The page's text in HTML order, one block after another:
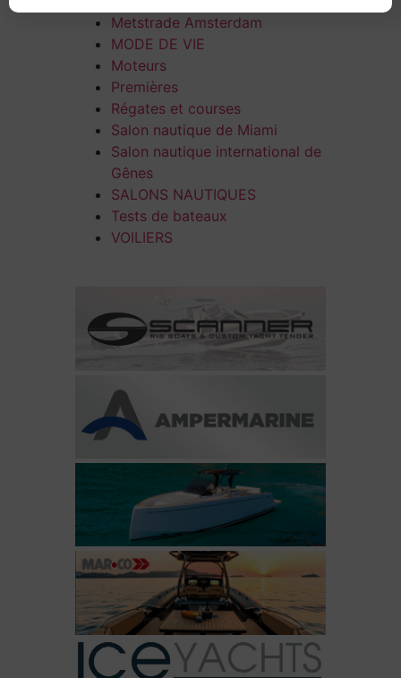
Metstrade Amsterdam
MODE DE VIE
Moteurs
Premières
Régates et courses
Salon nautique de Miami
Salon nautique international de
Gênes
SALONS NAUTIQUES
Tests de bateaux
VOILIERS